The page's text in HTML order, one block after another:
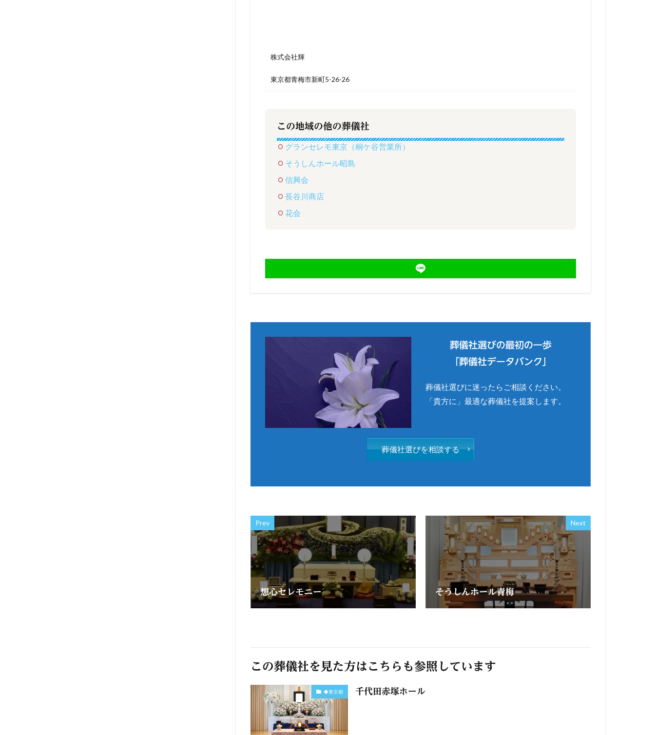
株式会社輝
東京都青梅市新町5-26-26
この地域の他の葬儀社
グランセレモ東京（桐ケ谷営業所）
そうしんホール昭島
信興会
長谷川商店
花会
葬儀社選びの最初の一歩
「葬儀社データバンク」
葬儀社選びに迷ったらご相談ください。
「貴方に」最適な葬儀社を提案します。
葬儀社選びを相談する
Prev
想心セレモニー
Next
そうしんホール青梅
この葬儀社を見た方はこちらも参照しています
◆東京都 千代田赤塚ホール